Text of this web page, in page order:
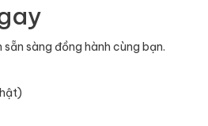
sàng đồng hành cùng bạn.